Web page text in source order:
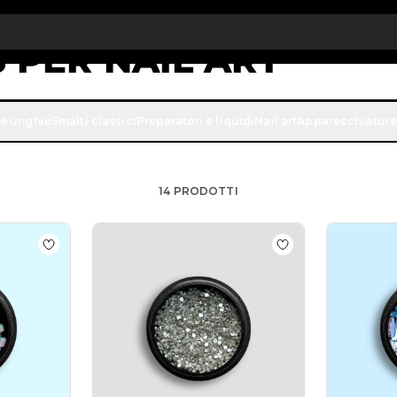
quantità: dal -5% sugli ordini a partire da 250€
PER NAIL ART
di impreziosire le tue lavorazioni di nail art
unghie un tocco di classe e brillantezza abbinando i
14 PRODOTTI
GemsAggiungi alla wishlist Aurora White Gems Mix
Aggiungi alla